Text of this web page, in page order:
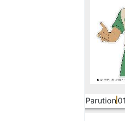
Parution